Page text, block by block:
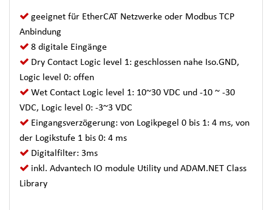
geeignet für EtherCAT Netzwerke oder Modbus TCP
Anbindung
8 digitale Eingänge
Dry Contact Logic level 1: geschlossen nahe Iso.GND,
Logic level 0: offen
Wet Contact Logic level 1: 10~30 VDC und -10 ~ -30
VDC, Logic level 0: -3~3 VDC
Eingangsverzögerung: von Logikpegel 0 bis 1: 4 ms, von
der Logikstufe 1 bis 0: 4 ms
Digitalfilter: 3ms
inkl. Advantech IO module Utility und ADAM.NET Class
Library